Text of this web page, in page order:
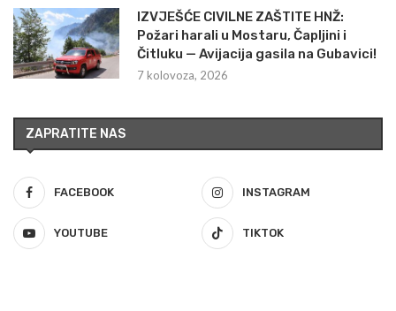
IZVJEŠĆE CIVILNE ZAŠTITE HNŽ:
Požari harali u Mostaru, Čapljini i
Čitluku — Avijacija gasila na Gubavici!
7 kolovoza, 2026
ZAPRATITE NAS
FACEBOOK INSTAGRAM
YOUTUBE TIKTOK